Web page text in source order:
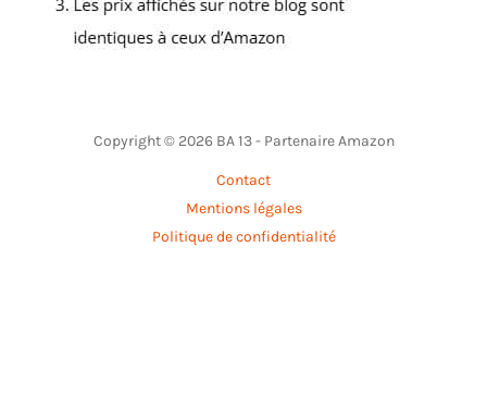
Copyright © 2026 BA 13 - Partenaire Amazon
Contact
Mentions légales
Politique de confidentialité